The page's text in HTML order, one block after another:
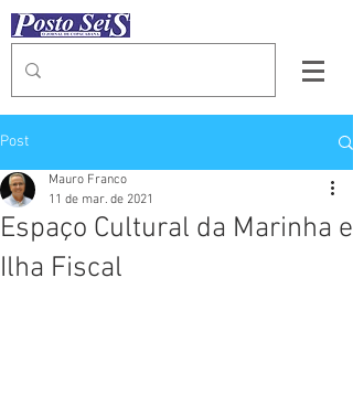
Post
Espaço Cultural da Marinha e
Ilha Fiscal
Mauro Franco
11 de mar. de 2021